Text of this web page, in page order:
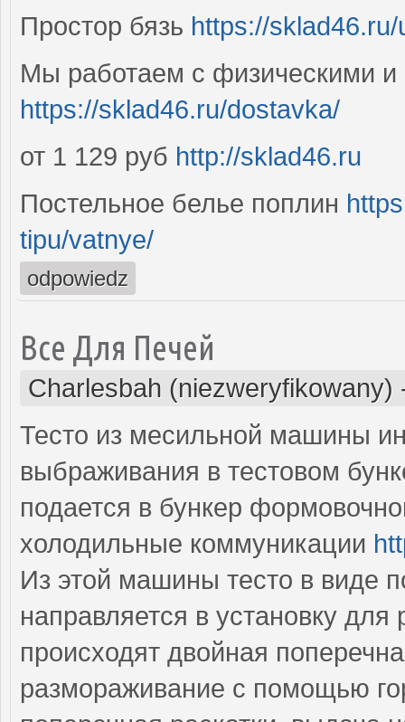
Простор бязь https://
Мы работаем с физическими
https://sklad46.ru/dostavka/
от 1 129 руб http://sklad46.ru
Постельное белье поплин
tipu/vatnye/
odpowiedz
Все Для Печей
Charlesbah (niezweryfikowany)
Тесто из месильной машины
выбраживания в тестовом
подается в бункер
холодильные коммуникации
Из этой машины тесто в виде
направляется в установку для
происходят двойная
размораживание с помощью